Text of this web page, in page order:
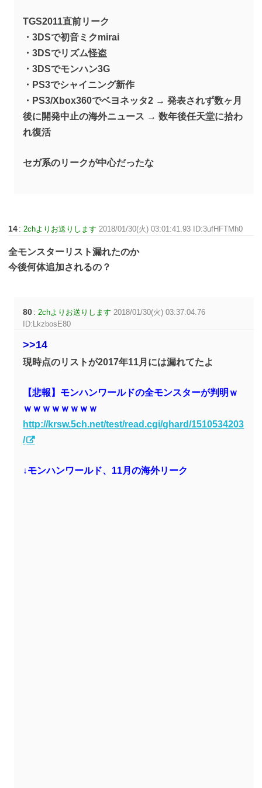
TGS2011直前リーク
・3DSで初音ミクmirai
・3DSでリズム怪盗
・3DSでモンハン3G
・PS3でシャイニング新作
・PS3/Xbox360でベヨネッタ2 → 発表されず数ヶ月
後に開発中止の海外ニュース → 数年後任天堂に拾わ
れ復活
セガ系のリークが中心だったな
14 : 2chよりお送りします 2018/01/30(火) 03:01:41.93 ID:3ufHFTMh0
全モンスターリスト漏れたのか
今後何体追加されるの？
80 : 2chよりお送りします 2018/01/30(火) 03:37:04.76
ID:LkzbosE80
>>14
現時点のリストが2017年11月には漏れてたよ
【悲報】モンハンワールドの全モンスターが判明ｗ
ｗｗｗｗｗｗｗｗ
http://krsw.5ch.net/test/read.cgi/ghard/1510534203
/
↓モンハンワールド、11月の海外リーク